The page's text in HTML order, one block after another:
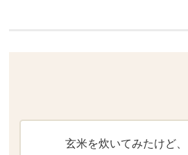
玄米を炊いてみたけど、